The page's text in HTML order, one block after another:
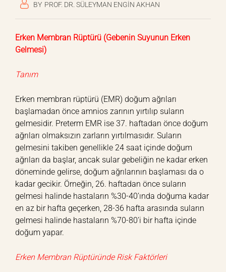
BY PROF. DR. SÜLEYMAN ENGIN AKHAN
Erken Membran Rüptürü (Gebenin Suyunun Erken
Gelmesi)
Tanım
Erken membran rüptürü (EMR) doğum ağrıları
başlamadan önce amnios zarının yırtılıp suların
gelmesidir. Preterm EMR ise 37. haftadan önce doğum
ağrıları olmaksızın zarların yırtılmasıdır. Suların
gelmesini takiben genellikle 24 saat içinde doğum
ağrıları da başlar, ancak sular gebeliğin ne kadar erken
döneminde gelirse, doğum ağrılarının başlaması da o
kadar gecikir. Örneğin, 26. haftadan önce suların
gelmesi halinde hastaların %30-40’ında doğuma kadar
en az bir hafta geçerken, 28-36 hafta arasında suların
gelmesi halinde hastaların %70-80’i bir hafta içinde
doğum yapar.
Erken Membran Rüptüründe Risk Faktörleri